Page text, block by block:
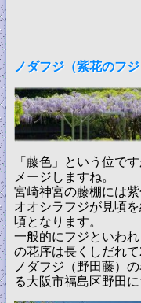
ノダフジ（紫花のフジ
「藤色」という位で
メージしますね。
宮崎神宮の藤棚には
オオシラフジが見頃
頃となります。
一般的にフジといわ
の花序は長くしだれて
ノダフジ（野田藤）
る大阪市福島区野田